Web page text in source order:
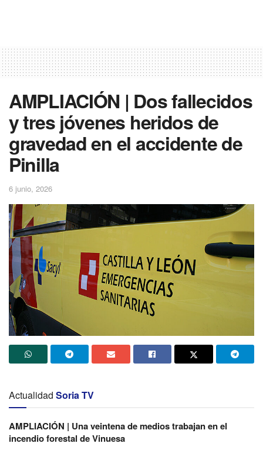
AMPLIACIÓN | Dos fallecidos
y tres jóvenes heridos de
gravedad en el accidente de
Pinilla
6 junio, 2026
Actualidad Soria TV
AMPLIACIÓN | Una veintena de medios trabajan en el
incendio forestal de Vinuesa